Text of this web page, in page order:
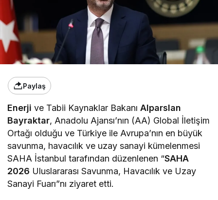
Paylaş
Enerji ve Tabii Kaynaklar BakanıAlparslan
Bayraktar, Anadolu Ajansı’nın (AA) Global İletişim
Ortağı olduğu ve Türkiye ile Avrupa’nın en büyük
savunma, havacılık ve uzay sanayi kümelenmesi
SAHA İstanbul tarafından düzenlenen “SAHA
2026 Uluslararası Savunma, Havacılık ve Uzay
Sanayi Fuarı”nı ziyaret etti.